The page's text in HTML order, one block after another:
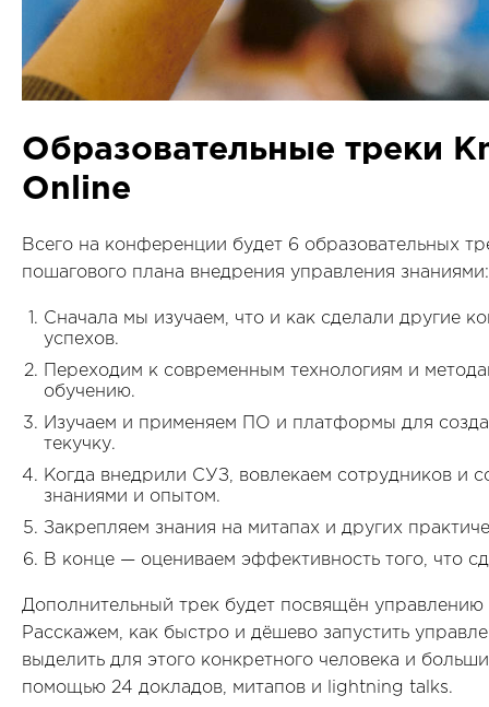
Образовательные треки
Online
Всего на конференции будет 6 образовательных
пошагового плана внедрения управления знаниями:
Сначала мы изучаем, что и как сделали другие
успехов.
Переходим к современным технологиям и
обучению.
Изучаем и применяем ПО и платформы для
текучку.
Когда внедрили СУЗ, вовлекаем сотрудников и
знаниями и опытом.
Закрепляем знания на митапах и других
В конце — оцениваем эффективность того, что
Дополнительный трек будет посвящён
Расскажем, как быстро и дёшево запустить
выделить для этого конкретного человека и
помощью 24 докладов, митапов и lightning talks.